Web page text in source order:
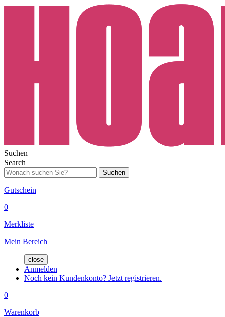
Suchen
Search
Suchen
Gutschein
0
Merkliste
Mein Bereich
close
Anmelden
Noch kein Kundenkonto? Jetzt registrieren.
0
Warenkorb